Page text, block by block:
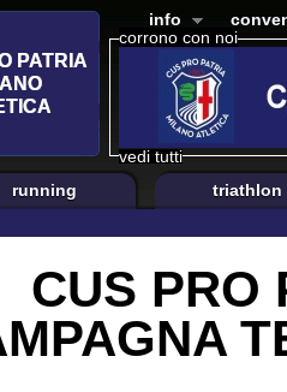
corrono con noi
vedi tutti
info
running triathlon
CUS PRO